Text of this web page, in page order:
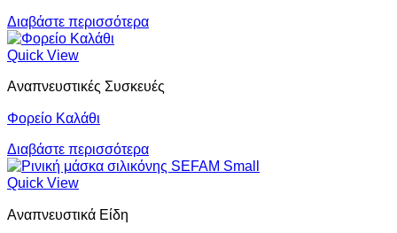
Διαβάστε περισσότερα
Quick View
Αναπνευστικές Συσκευές
Φορείο Καλάθι
Διαβάστε περισσότερα
Quick View
Αναπνευστικά Είδη